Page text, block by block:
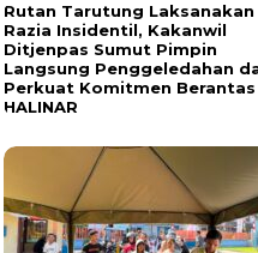
Rutan Tarutung Laksanakan
Razia Insidentil, Kakanwil
Ditjenpas Sumut Pimpin
Langsung Penggeledahan
Perkuat Komitmen Berantas
HALINAR